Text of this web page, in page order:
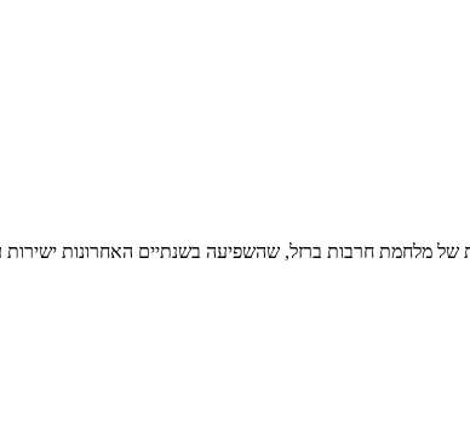
של מלחמת חרבות ברזל, שהשפיעה בשנתיים האחרונות